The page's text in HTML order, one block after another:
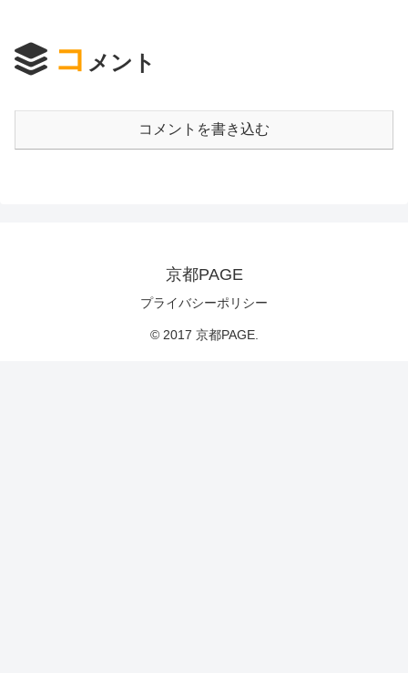
コ メント
コメントを書き込む
京都PAGE
プライバシーポリシー
© 2017 京都PAGE.